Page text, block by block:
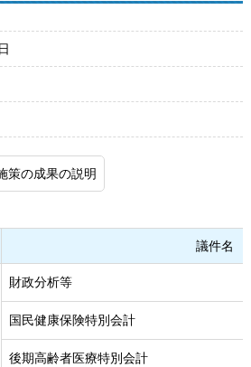
策の成果の説明
議件名
財政分析等
国民健康保険特別会計
後期高齢者医療特別会計